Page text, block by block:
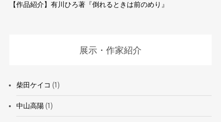
【作品紹介】有川ひろ著『倒れるときは前のめり』
展示・作家紹介
柴田ケイコ (1)
中山高陽(1)